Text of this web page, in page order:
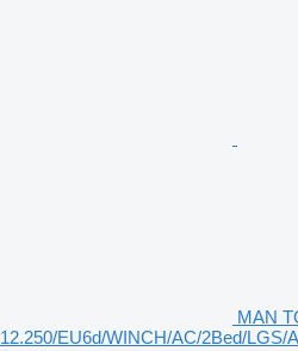
MAN
12.250/EU6d/WINCH/AC/2Bed/LGS/